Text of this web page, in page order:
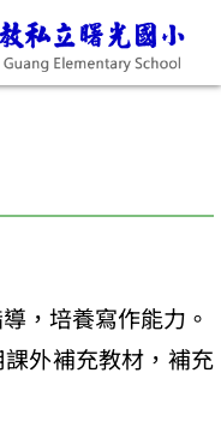
，培養寫作能力。
外補充教材，補充